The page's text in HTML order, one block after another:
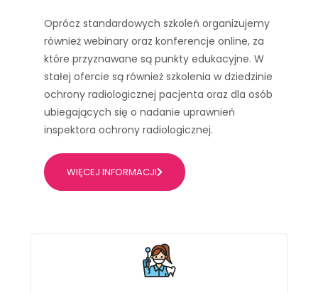
Oprócz standardowych szkoleń organizujemy
również webinary oraz konferencje online, za
które przyznawane są punkty edukacyjne. W
stałej ofercie są również szkolenia w dziedzinie
ochrony radiologicznej pacjenta oraz dla osób
ubiegających się o nadanie uprawnień
inspektora ochrony radiologicznej.
WIĘCEJ INFORMACJI